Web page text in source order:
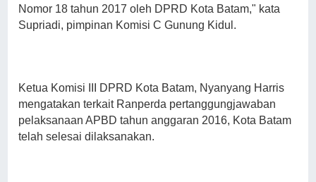
Nomor 18 tahun 2017 oleh DPRD Kota Batam," kata
Supriadi, pimpinan Komisi C Gunung Kidul.
Ketua Komisi III DPRD Kota Batam, Nyanyang Harris
mengatakan terkait Ranperda pertanggungjawaban
pelaksanaan APBD tahun anggaran 2016, Kota Batam
telah selesai dilaksanakan.